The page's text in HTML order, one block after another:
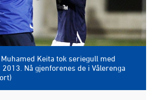
Muhamed Keita tok seriegull med
Nå gjenforenes de i Vålerenga